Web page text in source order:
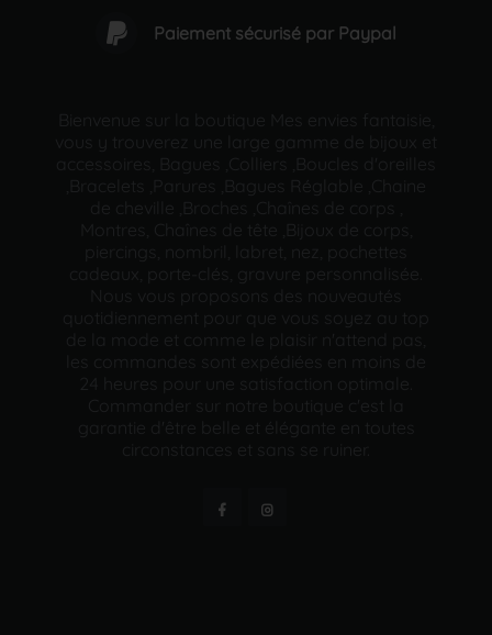
Paiement sécurisé par Paypal